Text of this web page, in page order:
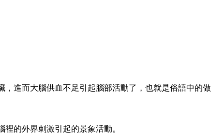
進而大腦供血不足引起腦部活動了，也就是俗語中的做
的外界刺激引起的景象活動。